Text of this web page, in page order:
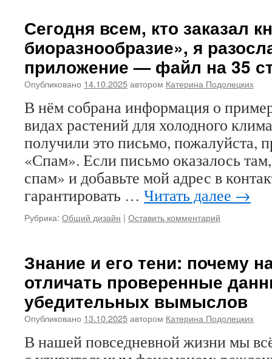
Сегодня всем, кто заказал
биоразнообразие», я
приложение — файл на 35
Опубликовано 14.10.2025автором Катерина Подолецких
В нём собрана информация о
видах растений для холодного
получили это письмо, пожалуйста,
«Спам». Если письмо оказалось
спам» и добавьте мой адрес в
гарантировать … Читать далее →
Рубрика: Общий дизайн | Оставить комментарий
Знание и его тени: почему
отличать проверенные
убедительных вымыслов
Опубликовано 13.10.2025автором Катерина Подолецких
В нашей повседневной жизни мы